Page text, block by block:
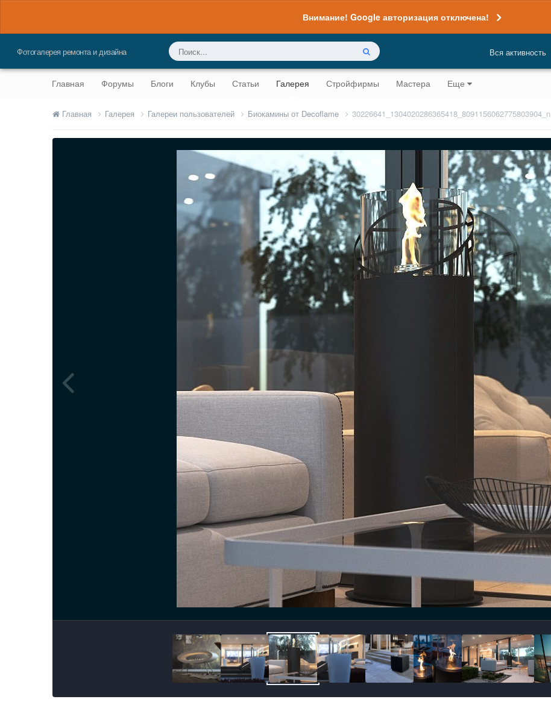
Внимание! Google авторизация отключена!
Фотогалерея ремонта и дизайна Вся активность
Главная Форумы Блоги Клубы Статьи Галерея Стройфирмы Мастера Еще
Главная Галерея Галереи пользователей Биокамины от Decoflame 30226641_1304020286365418_8091156062775803904_n